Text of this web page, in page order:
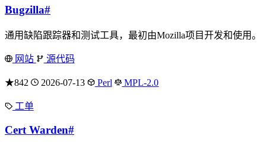
Bugzilla#
通用缺陷跟踪器和测试工具，最初由Mozilla项目开发和使用。
网站 源代码
★842 2026-07-13 Perl MPL-2.0
工单
Cert Warden#